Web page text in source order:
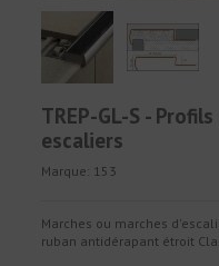
TREP-GL-S -
escaliers
Marque: 153
Marches ou marches
ruban antidérapant étroit